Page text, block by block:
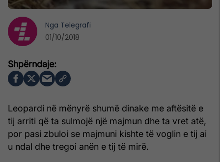
Leopardi në mënyrë shumë dinake me aftësitë e
tij arriti që ta sulmojë një majmun dhe ta vret atë,
por pasi zbuloi se majmuni kishte të voglin e tij ai
u ndal dhe tregoi anën e tij të mirë.
Nga Telegrafi
01/10/2018